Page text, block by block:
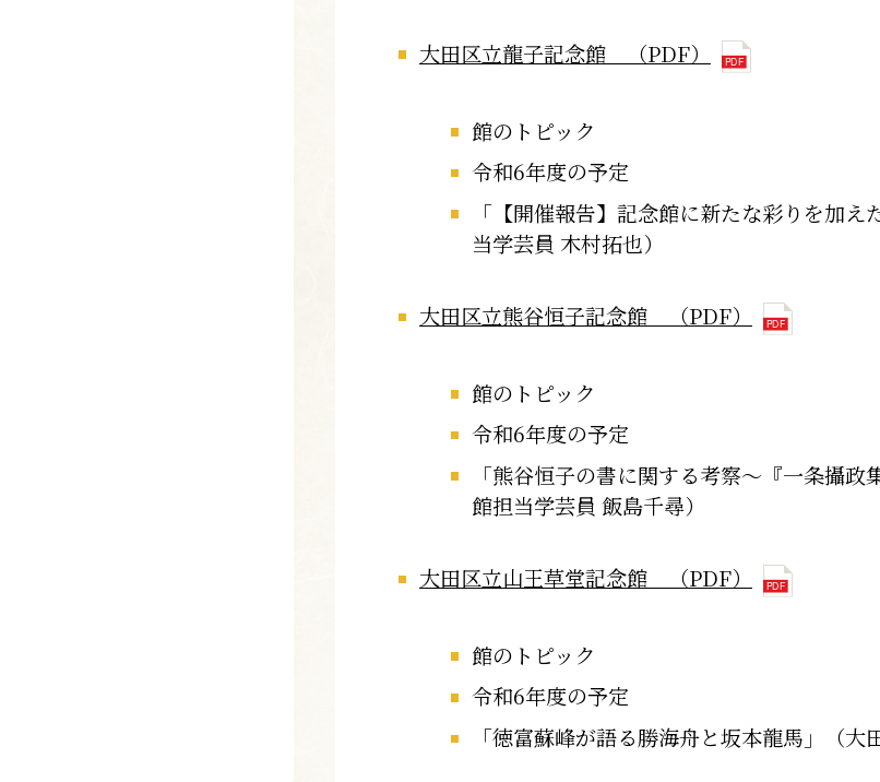
大田区立龍子記念館 （PDF）
館のトピック
令和6年度の予定
「【開催報告】記念館に新たな彩りを加
当学芸員 木村拓也）
大田区立熊谷恒子記念館 （PDF）
館のトピック
令和6年度の予定
「熊谷恒子の書に関する考察～『一条攝
館担当学芸員 飯島千尋）
大田区立山王草堂記念館 （PDF）
館のトピック
令和6年度の予定
「徳富蘇峰が語る勝海舟と坂本龍馬」（